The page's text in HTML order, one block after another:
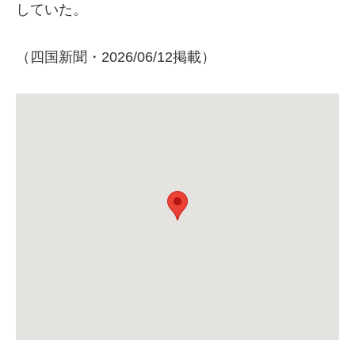
していた。
（四国新聞・2026/06/12掲載）